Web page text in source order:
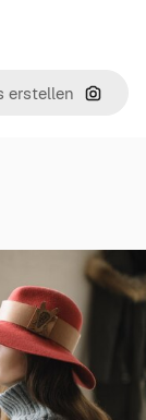
Nach